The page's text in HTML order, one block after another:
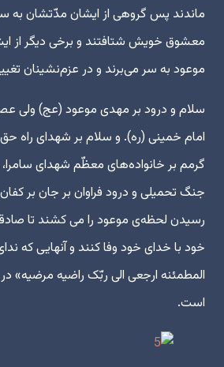
ماندند پس گروهی از ایشان مدّتشان به
معشوق خویش شتافتند و برخی دیگر از
موعود به سر می‌برند و در عزم‌نشینان
سلام و درود بر مهدی موعود (عج) ولی
امام خمینی (ره). و سلام بر شهدای راه
گرمم بر خانواده‌های معظّم شهدای
جنگ تحمیلی و درود فراوان بر جان بر
رسیدن لحظه‌ی موعود را می کشند تا
خود با خدای خود وفا کنند و آنهایی که
المطمئنه ارجعی الی ربّک راضیه مرضیه»
است.